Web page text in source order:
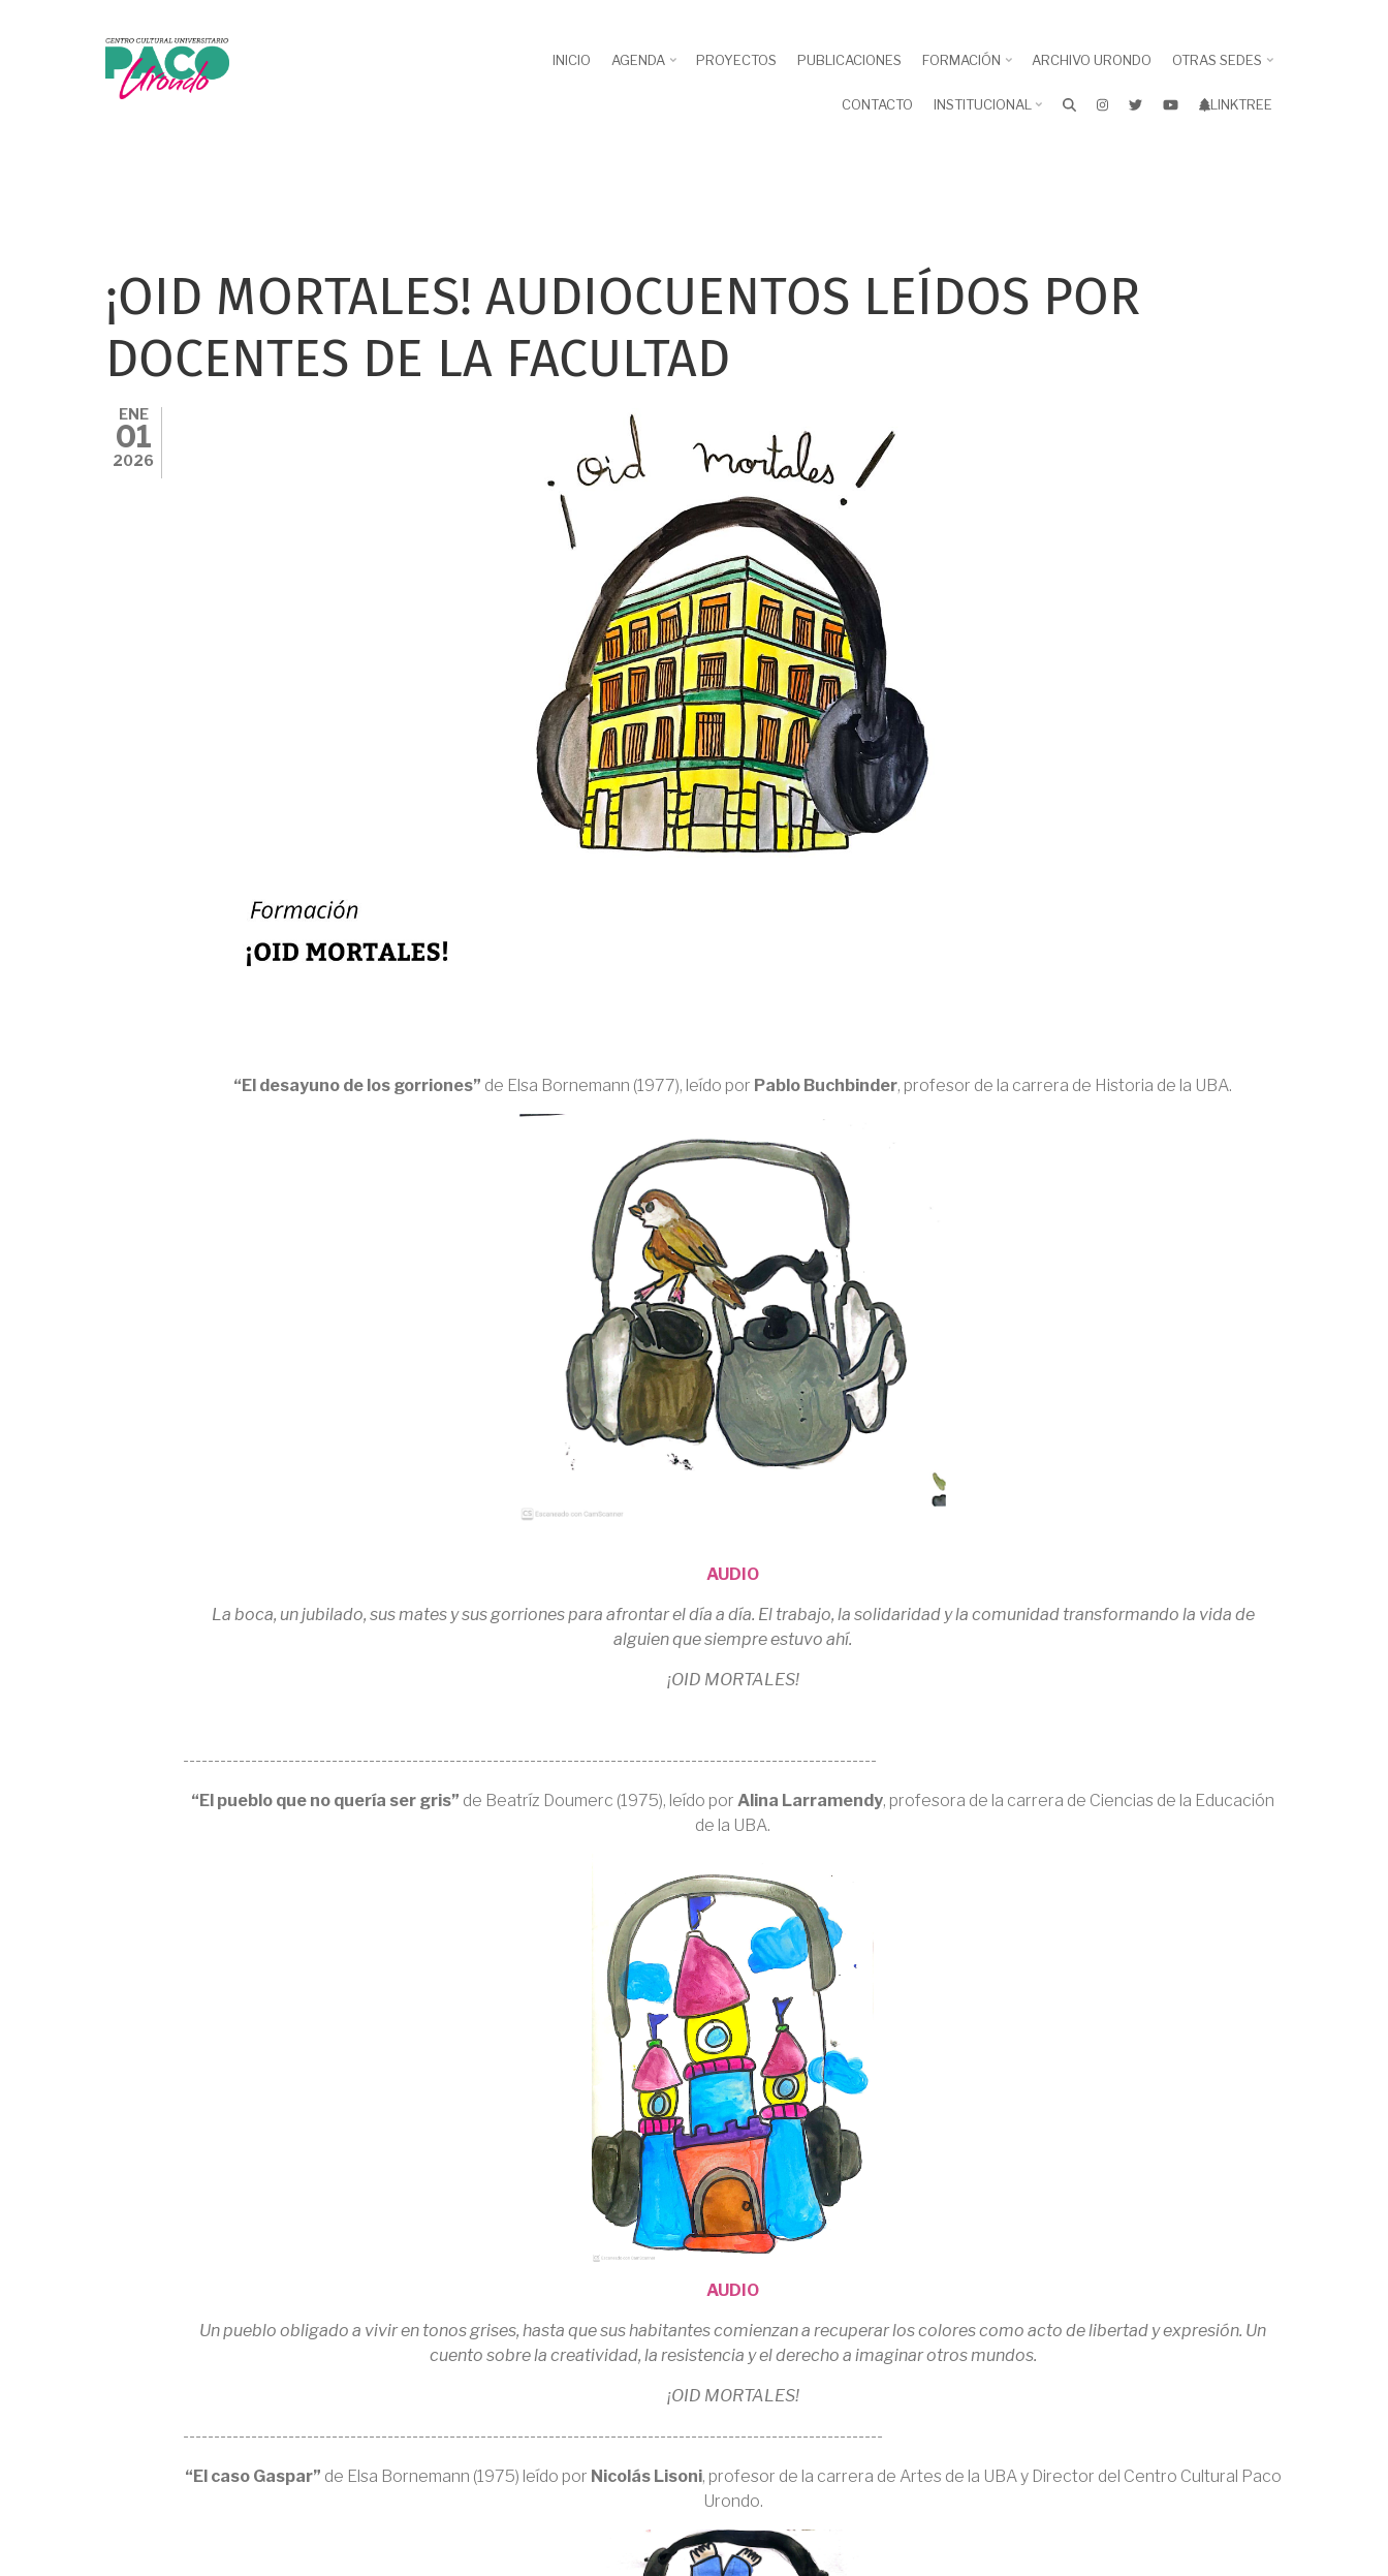
INICIO AGENDA PROYECTOS PUBLICACIONES FORMACIÓN ARCHIVO URONDO OTRAS SEDES
CONTACTO INSTITUCIONAL LINKTREE
¡OID MORTALES! AUDIOCUENTOS LEÍDOS POR
DOCENTES DE LA FACULTAD
ENE
01
2026
“El desayuno de los gorriones” de Elsa Bornemann (1977), leído por Pablo Buchbinder, profesor de la carrera de Historia de la UBA.
AUDIO
La boca, un jubilado, sus mates y sus gorriones para afrontar el día a día. El trabajo, la solidaridad y la comunidad transformando la vida de
alguien que siempre estuvo ahí.
¡OID MORTALES!
----------------------------------------------------------------------------------------------------------------
“El pueblo que no quería ser gris” de Beatríz Doumerc (1975), leído por Alina Larramendy, profesora de la carrera de Ciencias de la Educación
de la UBA.
AUDIO
Un pueblo obligado a vivir en tonos grises, hasta que sus habitantes comienzan a recuperar los colores como acto de libertad y expresión. Un
cuento sobre la creatividad, la resistencia y el derecho a imaginar otros mundos.
¡OID MORTALES!
-----------------------------------------------------------------------------------------------------------------
“El caso Gaspar” de Elsa Bornemann (1975) leído por Nicolás Lisoni, profesor de la carrera de Artes de la UBA y Director del Centro Cultural Paco
Urondo.